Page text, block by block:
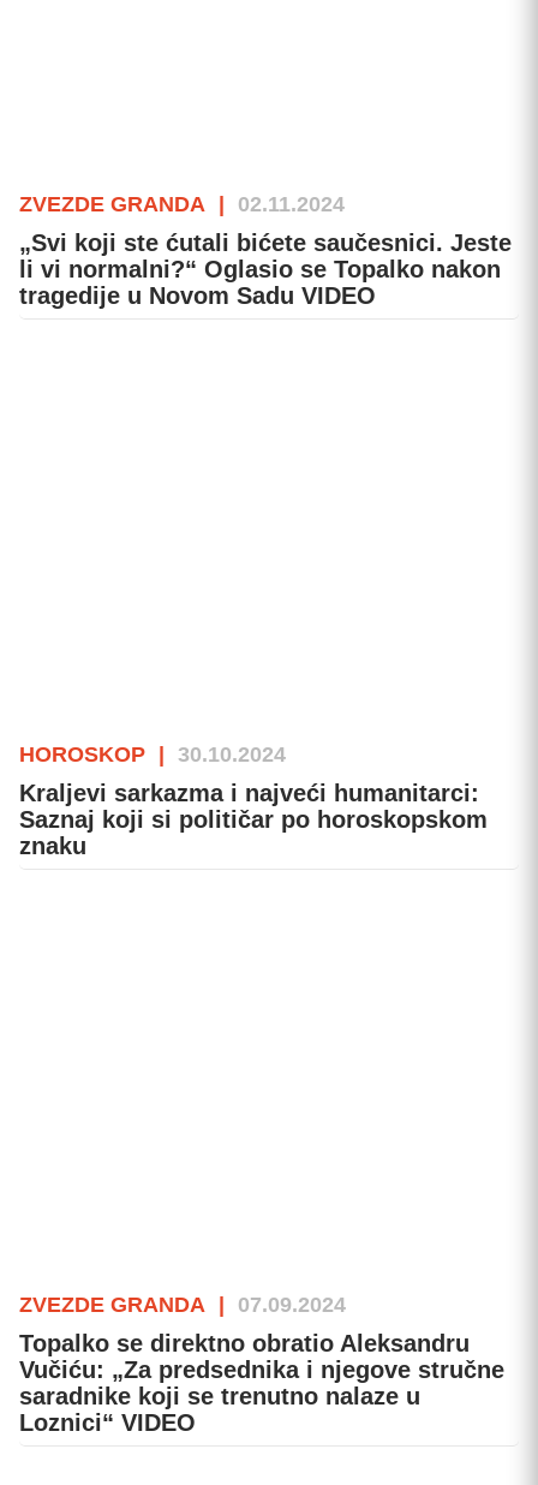
ZVEZDE GRANDA | 02.11.2024
„Svi koji ste ćutali bićete saučesnici. Jeste
li vi normalni?“ Oglasio se Topalko nakon
tragedije u Novom Sadu VIDEO
HOROSKOP 30.10.2024
Kraljevi sarkazma i najveći humanitarci:
Saznaj koji si političar po horoskopskom
znaku
ZVEZDE GRANDA 07.09.2024
Topalko se direktno obratio Aleksandru
Vučiću: „Za predsednika i njegove stručne
saradnike koji se trenutno nalaze u
Loznici“ VIDEO